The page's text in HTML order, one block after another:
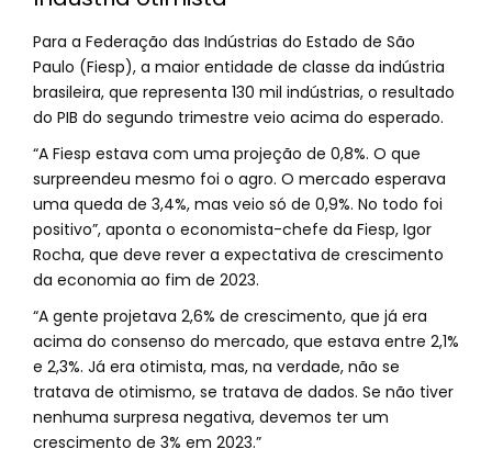
Para a Federação das Indústrias do Estado de São
Paulo (Fiesp), a maior entidade de classe da indústria
brasileira, que representa 130 mil indústrias, o resultado
do PIB do segundo trimestre veio acima do esperado.
“A Fiesp estava com uma projeção de 0,8%. O que
surpreendeu mesmo foi o agro. O mercado esperava
uma queda de 3,4%, mas veio só de 0,9%. No todo foi
positivo”, aponta o economista-chefe da Fiesp, Igor
Rocha, que deve rever a expectativa de crescimento
da economia ao fim de 2023.
“A gente projetava 2,6% de crescimento, que já era
acima do consenso do mercado, que estava entre 2,1%
e 2,3%. Já era otimista, mas, na verdade, não se
tratava de otimismo, se tratava de dados. Se não tiver
nenhuma surpresa negativa, devemos ter um
crescimento de 3% em 2023.”